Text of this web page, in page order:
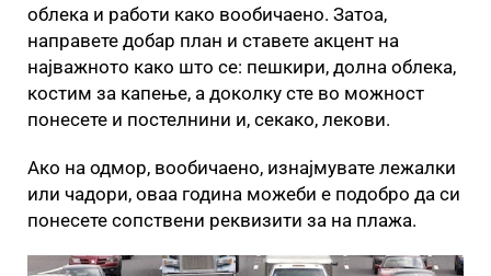
облека и работи како вообичаено. Затоа,
направете добар план и ставете акцент на
најважното како што се: пешкири, долна облека,
костим за капење, а доколку сте во можност
понесете и постелнини и, секако, лекови.
Ако на одмор, вообичаено, изнајмувате лежалки
или чадори, оваа година можеби е подобро да си
понесете сопствени реквизити за на плажа.